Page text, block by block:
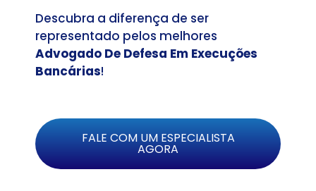
Descubra a diferença de ser
representado pelos melhores
Advogado De Defesa Em Execuções
Bancárias!
FALE COM UM ESPECIALISTA
AGORA